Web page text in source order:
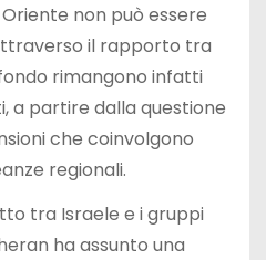
non può essere
il rapporto tra
rimangono infatti
a partire dalla questione
che coinvolgono
regionali.
tra Israele e i gruppi
ha assunto una